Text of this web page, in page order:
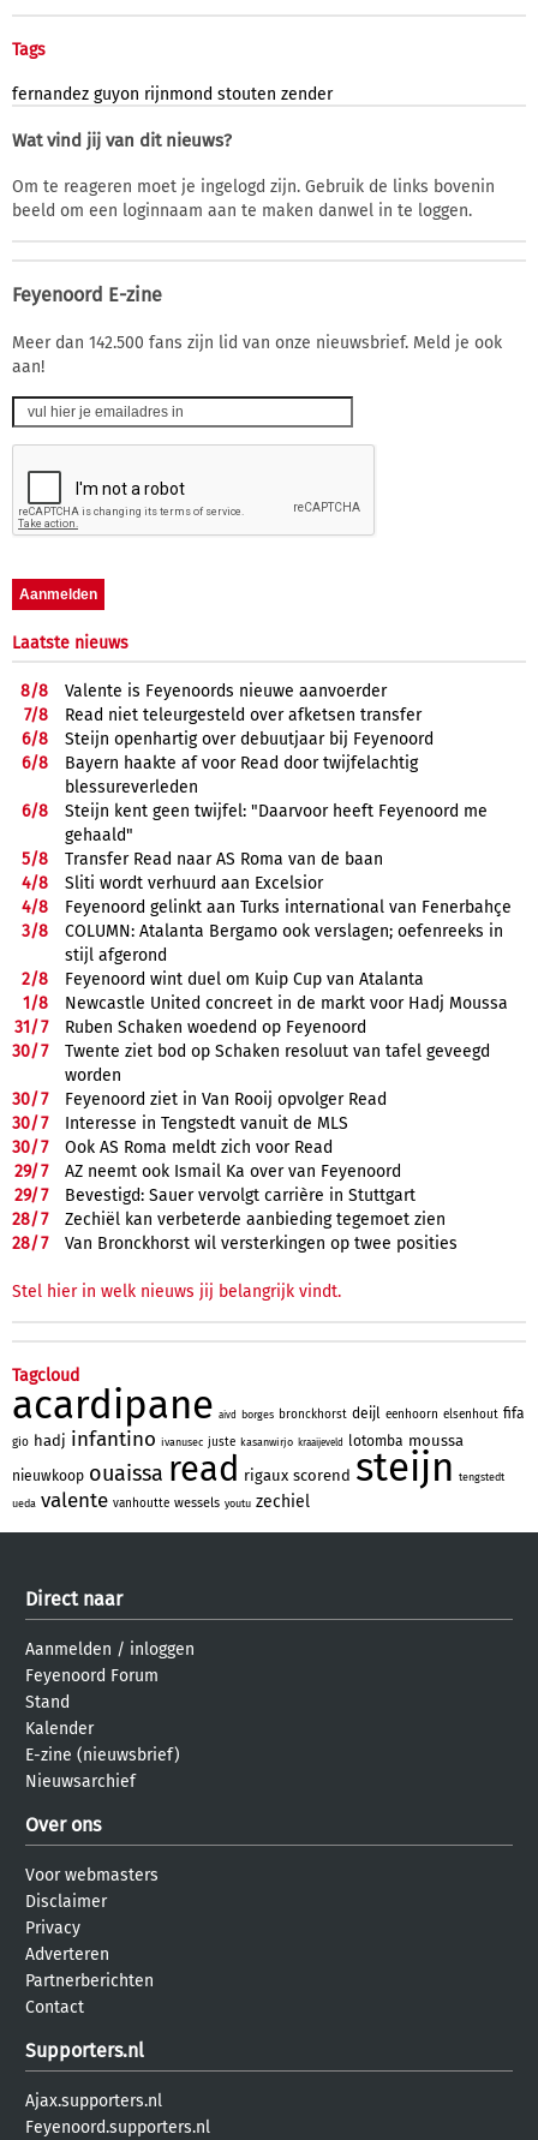
Tags
fernandez guyon rijnmond stouten zender
Wat vind jij van dit nieuws?
Om te reageren moet je ingelogd zijn. Gebruik de links bovenin
beeld om een loginnaam aan te maken danwel in te loggen.
Feyenoord E-zine
Meer dan 142.500 fans zijn lid van onze nieuwsbrief. Meld je ook
aan!
Laatste nieuws
8/8
Valente is Feyenoords nieuwe aanvoerder
7/8
Read niet teleurgesteld over afketsen transfer
6/8
Steijn openhartig over debuutjaar bij Feyenoord
6/8
Bayern haakte af voor Read door twijfelachtig
blessureverleden
6/8
Steijn kent geen twijfel: "Daarvoor heeft Feyenoord me
gehaald"
5/8
Transfer Read naar AS Roma van de baan
4/8
Sliti wordt verhuurd aan Excelsior
4/8
Feyenoord gelinkt aan Turks international van Fenerbahçe
3/8
COLUMN: Atalanta Bergamo ook verslagen; oefenreeks in
stijl afgerond
2/8
Feyenoord wint duel om Kuip Cup van Atalanta
1/8
Newcastle United concreet in de markt voor Hadj Moussa
31/7
Ruben Schaken woedend op Feyenoord
30/7
Twente ziet bod op Schaken resoluut van tafel geveegd
worden
30/7
Feyenoord ziet in Van Rooij opvolger Read
30/7
Interesse in Tengstedt vanuit de MLS
30/7
Ook AS Roma meldt zich voor Read
29/7
AZ neemt ook Ismail Ka over van Feyenoord
29/7
Bevestigd: Sauer vervolgt carrière in Stuttgart
28/7
Zechiël kan verbeterde aanbieding tegemoet zien
28/7 Van Bronckhorst wil versterkingen op twee posities
Stel hier in welk nieuws jij belangrijk vindt.
Tagcloud
acardipane aivd borges bronckhorst deijl eenhoorn elsenhout fifa
gio hadj infantino ivanusec juste kasanwirjo kraaijeveld lotomba moussa
nieuwkoop ouaissa read rigaux scorend steijn tengstedt
ueda valente vanhoutte wessels youtu zechiel
Direct naar
Aanmelden / inloggen
Feyenoord Forum
Stand
Kalender
E-zine (nieuwsbrief)
Nieuwsarchief
Over ons
Voor webmasters
Disclaimer
Privacy
Adverteren
Partnerberichten
Contact
Supporters.nl
Ajax.supporters.nl
Feyenoord.supporters.nl